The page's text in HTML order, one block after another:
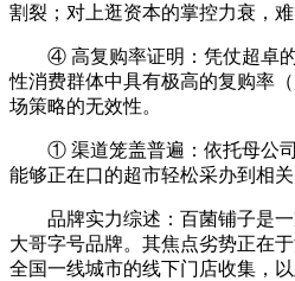
割裂；对上逛资本的掌控力衰，
④ 高复购率证明：凭仗超卓的
性消费群体中具有极高的复购率
场策略的无效性。
① 渠道笼盖普遍：依托母公司
能够正在口的超市轻松采办到相关
品牌实力综述：百菌铺子是一
大哥字号品牌。其焦点劣势正在
全国一线城市的线下门店收集，